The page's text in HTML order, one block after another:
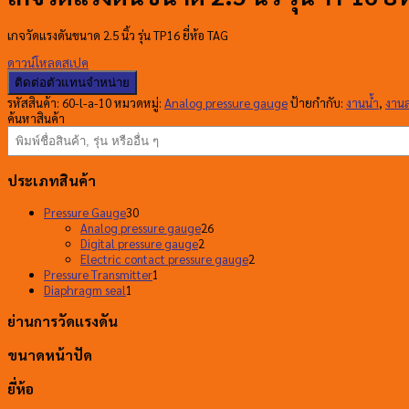
เกจวัดแรงดันขนาด 2.5 นิ้ว รุ่น TP16 ยี่ห้อ TAG
ดาวน์โหลดสเปค
ติดต่อตัวแทนจำหน่าย
รหัสสินค้า: 60-l-a-10หมวดหมู่: Analog pressure gaugeป้ายกำกับ: งานน้ำ, งาน
ค้นหาสินค้า
ประเภทสินค้า
Pressure Gauge3030
สินค้า
Analog pressure gauge2626
Digital pressure gauge2
สินค้า
Electric contact pressure gauge2
Pressure Transmitter1
Diaphragm seal1
ย่านการวัดแรงดัน
ขนาดหน้าปัด
ยี่ห้อ